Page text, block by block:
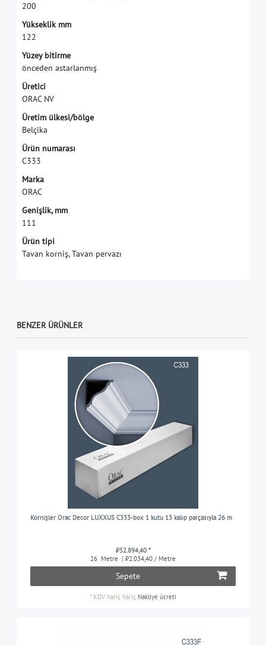
200
Yükseklik mm
122
Yüzey bitirme
önceden astarlanmış
Üretici
ORAC NV
Üretim ülkesi/bölge
Belçika
Ürün numarası
C333
Marka
ORAC
Genişlik, mm
111
Ürün tipi
Tavan korniş, Tavan pervazı
BENZER ÜRÜNLER
Kornişler Orac Decor LUXXUS C333-box 1 kutu 13 kalıp parçasıyla 26 m
₺52.894,40 *
26 Metre | ₺2.034,40 / Metre
Sepete
* KDV hariç hariç Nakliye ücreti